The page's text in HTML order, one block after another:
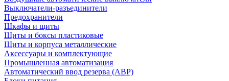
Выключатели-разъединители
Предохранители
Шкафы и щиты
Щиты и боксы пластиковые
Щиты и корпуса металлические
Аксессуары и комплектующие
Промышленная автоматизация
Автоматический ввод резерва (АВР)